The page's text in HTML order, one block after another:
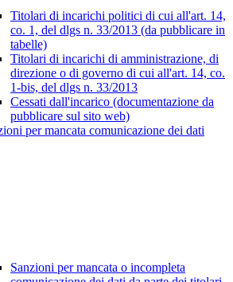
Titolari di incarichi politici di cui all'art. 14,
co. 1, del dlgs n. 33/2013 (da pubblicare in
tabelle)
Titolari di incarichi di amministrazione, di
direzione o di governo di cui all'art. 14, co.
1-bis, del dlgs n. 33/2013
Cessati dall'incarico (documentazione da
pubblicare sul sito web)
per mancata comunicazione dei dati
Sanzioni per mancata o incompleta